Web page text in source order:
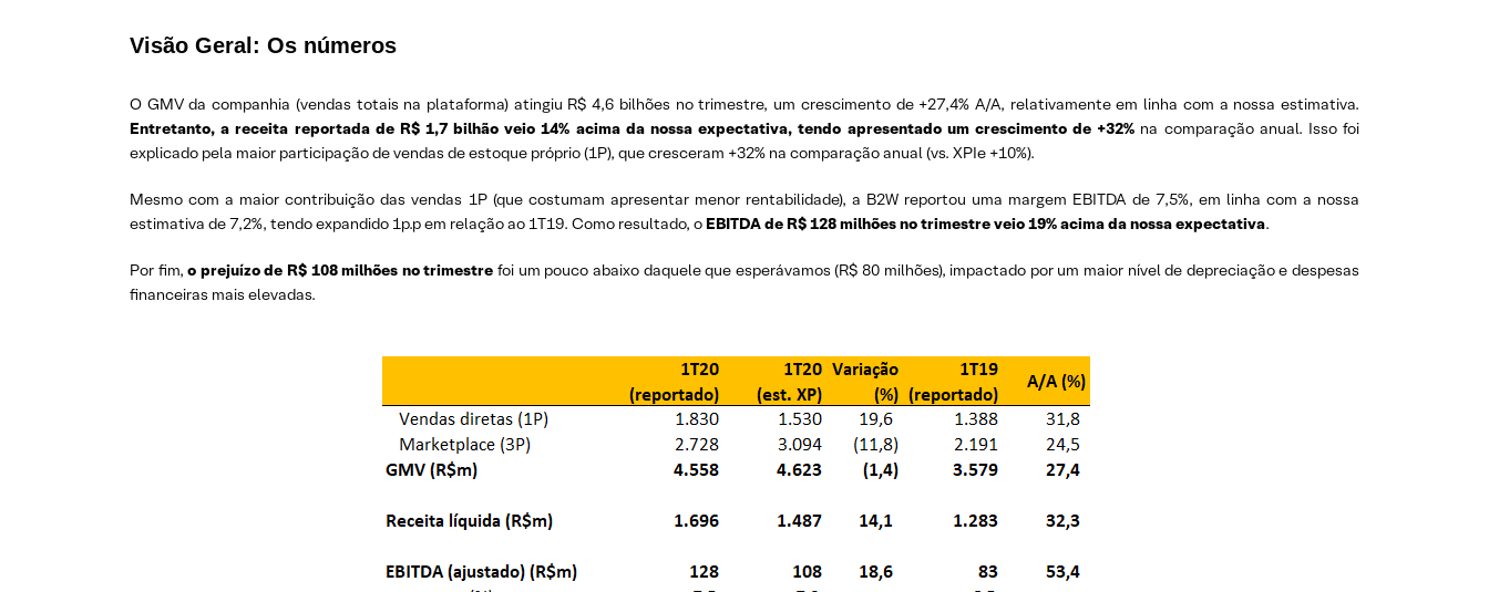
Visão Geral: Os números
O GMV da companhia (vendas totais na plataforma) atingiu R$ 4,6 bilhões no trimestre, um crescimento de +27,4% A/A, relativamente em linha com a nossa estimativa.
Entretanto, a receita reportada de R$ 1,7 bilhão veio 14% acima da nossa expectativa, tendo apresentado um crescimento de +32% na comparação anual. Isso foi
explicado pela maior participação de vendas de estoque próprio (1P), que cresceram +32% na comparação anual (vs. XPIe +10%).
Mesmo com a maior contribuição das vendas 1P (que costumam apresentar menor rentabilidade), a B2W reportou uma margem EBITDA de 7,5%, em linha com a nossa
estimativa de 7,2%, tendo expandido 1p.p em relação ao 1T19. Como resultado, o EBITDA de R$ 128 milhões no trimestre veio 19% acima da nossa expectativa.
Por fim,o prejuízo de R$ 108 milhões no trimestre foi um pouco abaixo daquele que esperávamos (R$ 80 milhões), impactado por um maior nível de depreciação e despesas
financeiras mais elevadas.